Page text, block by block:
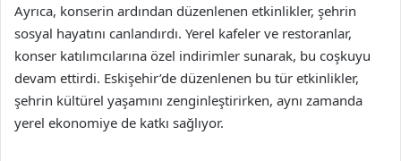
Ayrıca, konserin ardından düzenlenen etkinlikler, şehrin
sosyal hayatını canlandırdı. Yerel kafeler ve restoranlar,
konser katılımcılarına özel indirimler sunarak, bu coşkuyu
devam ettirdi. Eskişehir’de düzenlenen bu tür etkinlikler,
şehrin kültürel yaşamını zenginleştirirken, aynı zamanda
yerel ekonomiye de katkı sağlıyor.